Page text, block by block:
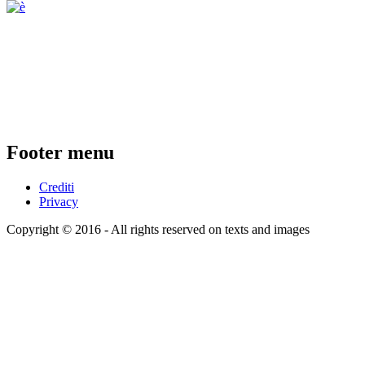
Footer menu
Crediti
Privacy
Copyright © 2016 - All rights reserved on texts and images